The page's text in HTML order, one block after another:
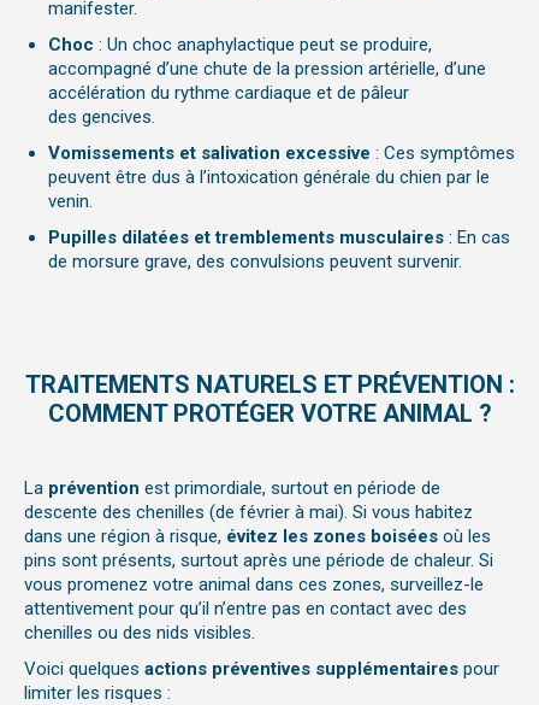
manifester.
Choc : Un choc anaphylactique peut se produire,
accompagné d’une chute de la pression artérielle, d’une
accélération du rythme cardiaque et de pâleur
des gencives.
Vomissements et salivation excessive : Ces symptômes
peuvent être dus à l’intoxication générale du chien par le
venin.
Pupilles dilatées et tremblements musculaires : En cas
de morsure grave, des convulsions peuvent survenir.
TRAITEMENTS NATURELS ET PRÉVENTION :
COMMENT PROTÉGER VOTRE ANIMAL ?
La prévention est primordiale, surtout en période de
descente des chenilles (de février à mai). Si vous habitez
dans une région à risque, évitez les zones boisées où les
pins sont présents, surtout après une période de chaleur. Si
vous promenez votre animal dans ces zones, surveillez-le
attentivement pour qu’il n’entre pas en contact avec des
chenilles ou des nids visibles.
Voici quelques actions préventives supplémentaires pour
limiter les risques :